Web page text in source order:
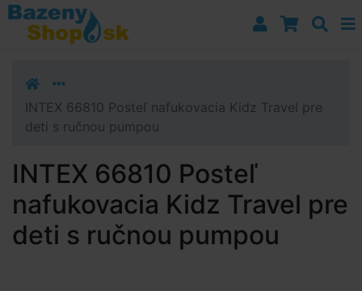
Prejsť k navigácii
Prejsť na obsah
Prejsť k bočnému stĺpci
INTEX 66810 Posteľ nafukovacia Kidz Travel pre
deti s ručnou pumpou
INTEX 66810 Posteľ
nafukovacia Kidz Travel pre
deti s ručnou pumpou